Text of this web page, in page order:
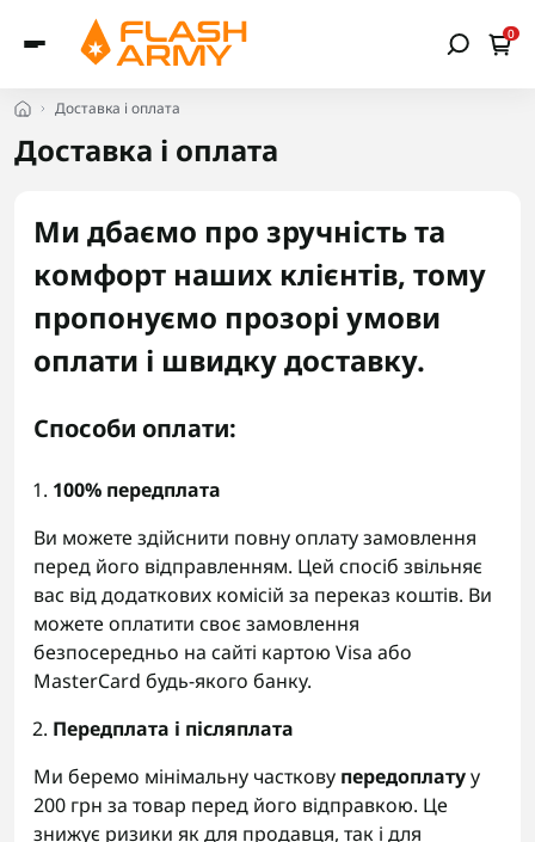
0
Доставка і оплата
Доставка і оплата
Ми дбаємо про зручність та
комфорт наших клієнтів, тому
пропонуємо прозорі умови
оплати і швидку доставку.
Способи оплати:
100% передплата
Ви можете здійснити повну оплату замовлення
перед його відправленням. Цей спосіб звільняє
вас від додаткових комісій за переказ коштів. Ви
можете оплатити своє замовлення
безпосередньо на сайті картою Visa або
MasterCard будь-якого банку.
Передплата і післяплата
Ми беремо мінімальну часткову передоплатуу
200 грн за товар перед його відправкою. Це
знижує ризики як для продавця, так і для